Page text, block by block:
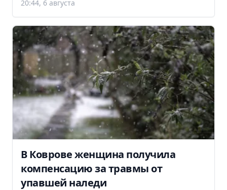
20:44, 6 августа
В Коврове женщина получила
компенсацию за травмы от
упавшей наледи